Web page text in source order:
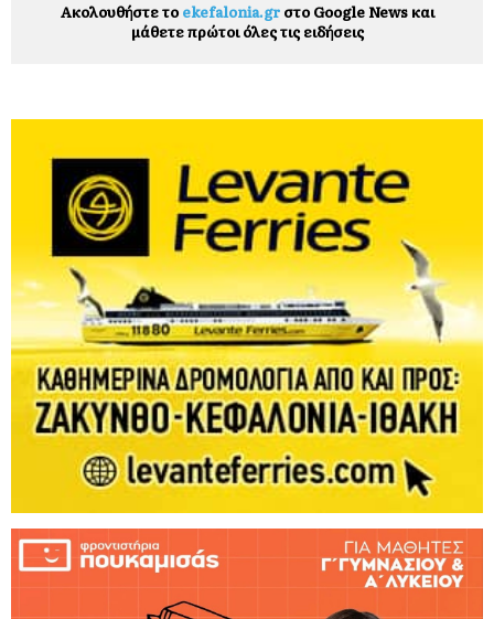
Ακολουθήστε το ekefalonia.grστο Google News και
μάθετε πρώτοι όλες τις ειδήσεις